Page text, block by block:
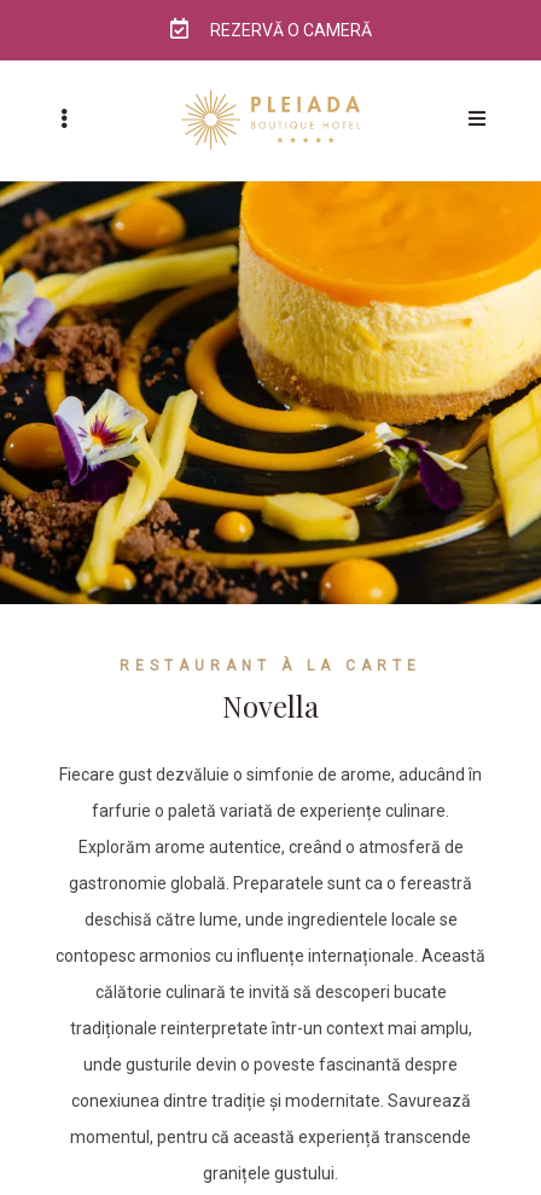
REZERVĂ O CAMERĂ
RESTAURANT À LA CARTE
Novella
Fiecare gust dezvăluie o simfonie de arome, aducând în
farfurie o paletă variată de experiențe culinare.
Explorăm arome autentice, creând o atmosferă de
gastronomie globală. Preparatele sunt ca o fereastră
deschisă către lume, unde ingredientele locale se
contopesc armonios cu influențe internaționale. Această
călătorie culinară te invită să descoperi bucate
tradiționale reinterpretate într-un context mai amplu,
unde gusturile devin o poveste fascinantă despre
conexiunea dintre tradiție și modernitate. Savurează
momentul, pentru că această experiență transcende
granițele gustului.